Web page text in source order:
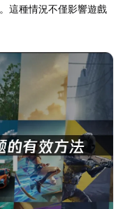
這種情況不僅影響遊戲